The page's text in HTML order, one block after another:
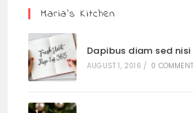
Maria’s Kitchen
Dapibus diam sed
AUGUST 1, 2016 / 0